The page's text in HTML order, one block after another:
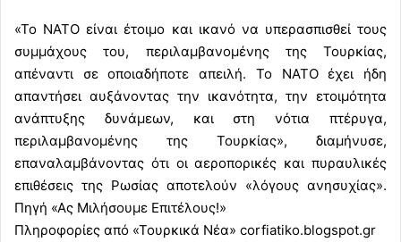
«Το ΝΑΤΟ είναι έτοιμο και ικανό να υπερασπισθεί τους
συμμάχους του, περιλαμβανομένης της Τουρκίας,
απέναντι σε οποιαδήποτε απειλή. Το ΝΑΤΟ έχει ήδη
απαντήσει αυξάνοντας την ικανότητα, την ετοιμότητα
ανάπτυξης δυνάμεων, και στη νότια πτέρυγα,
περιλαμβανομένης της Τουρκίας», διαμήνυσε,
επαναλαμβάνοντας ότι οι αεροπορικές και πυραυλικές
επιθέσεις της Ρωσίας αποτελούν «λόγους ανησυχίας».
Πηγή «Ας Μιλήσουμε Επιτέλους!»
Πληροφορίες από «Τουρκικά Νέα» corfiatiko.blogspot.gr